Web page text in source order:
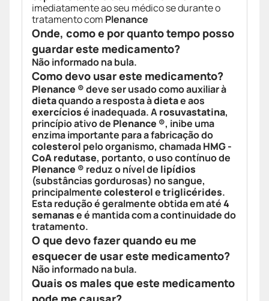
imediatamente ao seu médico se durante o
tratamento com Plenance
Onde, como e por quanto tempo posso
guardar este medicamento?
Não informado na bula.
Como devo usar este medicamento?
Plenance ®deve ser usado como auxiliar à
dietaquando a resposta àdietae aos
exercíciosé inadequada. Arosuvastatina,
princípio ativo de Plenance ®, inibe uma
enzima importante para a fabricação do
colesterol pelo organismo, chamadaHMG -
CoA redutase, portanto, o uso contínuo de
Plenance ® reduz o nível de lipídios
(substâncias gordurosas) no sangue,
principalmentecolesteroletriglicérides.
Esta redução é geralmente obtida em até4
semanase é mantida com a continuidade do
tratamento.
O que devo fazer quando eu me
esquecer de usar este medicamento?
Não informado na bula.
Quais os males que este medicamento